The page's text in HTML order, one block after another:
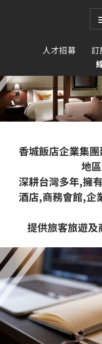
人才招募
香城
香城飯店企業集
地
深耕台灣多年,擁
酒店,商務會館,企
提供旅客旅遊